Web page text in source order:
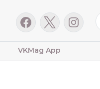
VKMag App